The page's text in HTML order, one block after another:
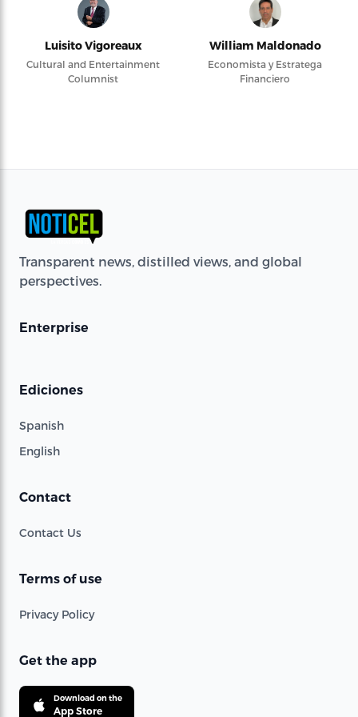
Luisito Vigoreaux
Cultural and Entertainment
Columnist
William Maldonado
Economista y Estratega
Financiero
Transparent news, distilled views, and global
perspectives.
Enterprise
Ediciones
Spanish
English
Contact
Contact Us
Terms of use
Privacy Policy
Get the app
Download on the
App Store